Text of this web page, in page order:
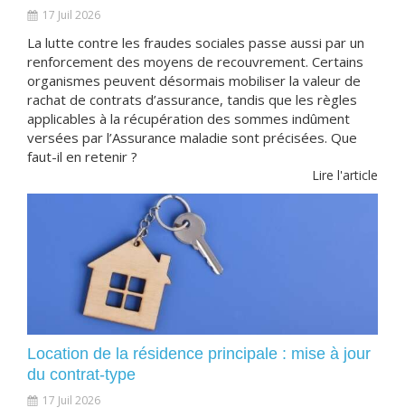
17 Juil 2026
La lutte contre les fraudes sociales passe aussi par un
renforcement des moyens de recouvrement. Certains
organismes peuvent désormais mobiliser la valeur de
rachat de contrats d’assurance, tandis que les règles
applicables à la récupération des sommes indûment
versées par l’Assurance maladie sont précisées. Que
faut-il en retenir ?
Lire l'article
Location de la résidence principale : mise à jour
du contrat-type
17 Juil 2026